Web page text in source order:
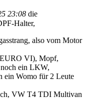
23:08 die
Halter,
also vom Motor
VI), Mopf,
ein LKW,
ein Womo für 2 Leute
VW T4 TDI Multivan